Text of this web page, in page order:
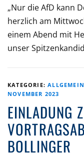
„Nur die AfD kann
herzlich am
einem Abend mit
unser
KATEGORIE:ALLGEMEIN
NOVEMBER 2023
EINLADUNG
BOLLINGER